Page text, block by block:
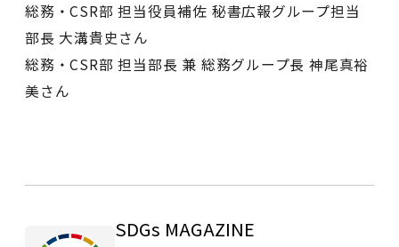
総務・CSR部 担当役員補佐 秘書広報グループ担当
部長 大溝貴史さん
総務・CSR部 担当部長 兼 総務グループ長 神尾真裕
美さん
SDGs MAGAZINE